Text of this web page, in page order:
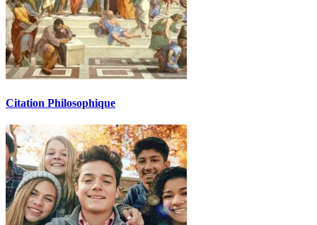
Citation Philosophique